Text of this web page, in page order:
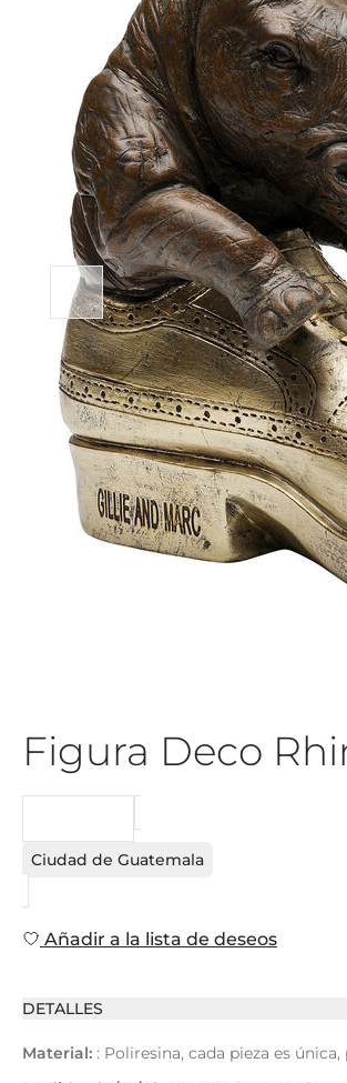
Figura Deco
Ciudad de Guatemala
Añadir a la lista de deseos
DETALLES
Material: : Poliresina, cada pieza es